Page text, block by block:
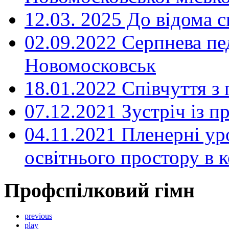
12.03. 2025 До відома
02.09.2022 Серпнева
Новомосковськ
18.01.2022 Співчуття з
07.12.2021 Зустріч із
04.11.2021 Пленерні
освітнього простору
Профспілковий гімн
previous
play